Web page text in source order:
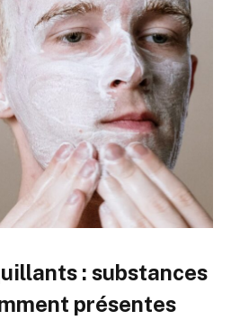
: substances
présentes